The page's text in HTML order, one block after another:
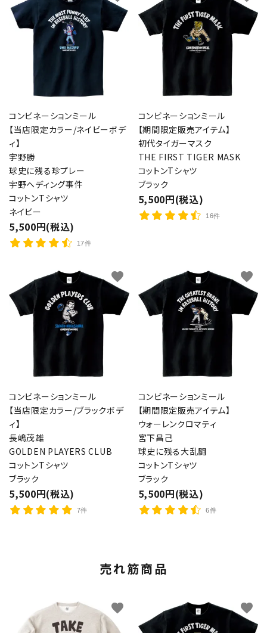
コンビネーションミール
【当店限定カラー/ネイビーボデ
ィ】
宇野勝
球史に残る珍プレー
宇野ヘディング事件
コットンTシャツ
ネイビー
5,500円(税込)
17件
コンビネーションミール
【期間限定販売アイテム】
初代タイガーマスク
THE FIRST TIGER MASK
コットンTシャツ
ブラック
5,500円(税込)
16件
コンビネーションミール
【当店限定カラー/ブラックボデ
ィ】
長嶋茂雄
GOLDEN PLAYERS CLUB
コットンTシャツ
ブラック
5,500円(税込)
7件
favorite
コンビネーションミール
【期間限定販売アイテム】
ウォーレンクロマティ
宮下昌己
球史に残る大乱闘
コットンTシャツ
ブラック
5,500円(税込)
6件
favorite
売れ筋商品
favorite favorite